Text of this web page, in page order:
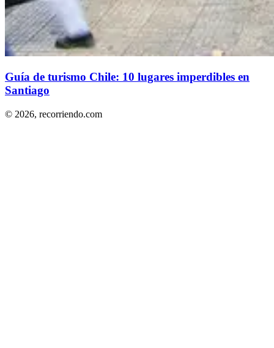
Guía de turismo Chile: 10 lugares imperdibles en
Santiago
© 2026, recorriendo.com